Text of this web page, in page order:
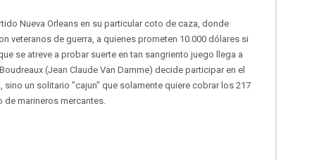
Nueva Orleans en su particular coto de caza, donde
veteranos de guerra, a quienes prometen 10.000 dólares si
se atreve a probar suerte en tan sangriento juego llega a
(Jean Claude Van Damme) decide participar en el
sino un solitario "cajun" que solamente quiere cobrar los 217
de marineros mercantes.